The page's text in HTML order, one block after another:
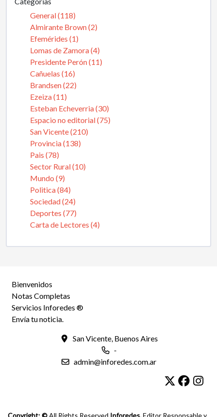
General (118)
Almirante Brown (2)
Efemérides (1)
Lomas de Zamora (4)
Presidente Perón (11)
Cañuelas (16)
Brandsen (22)
Ezeiza (11)
Esteban Echeverria (30)
Espacio no editorial (75)
San Vicente (210)
Provincia (138)
Pais (78)
Sector Rural (10)
Mundo (9)
Politica (84)
Sociedad (24)
Deportes (77)
Carta de Lectores (4)
Bienvenidos
Notas Completas
Servicios Inforedes ®
Envía tu noticia.
San Vicente, Buenos Aires
-
admin@inforedes.com.ar
Copyright: © All Rights Reserved Inforedes.Editor Responsable y